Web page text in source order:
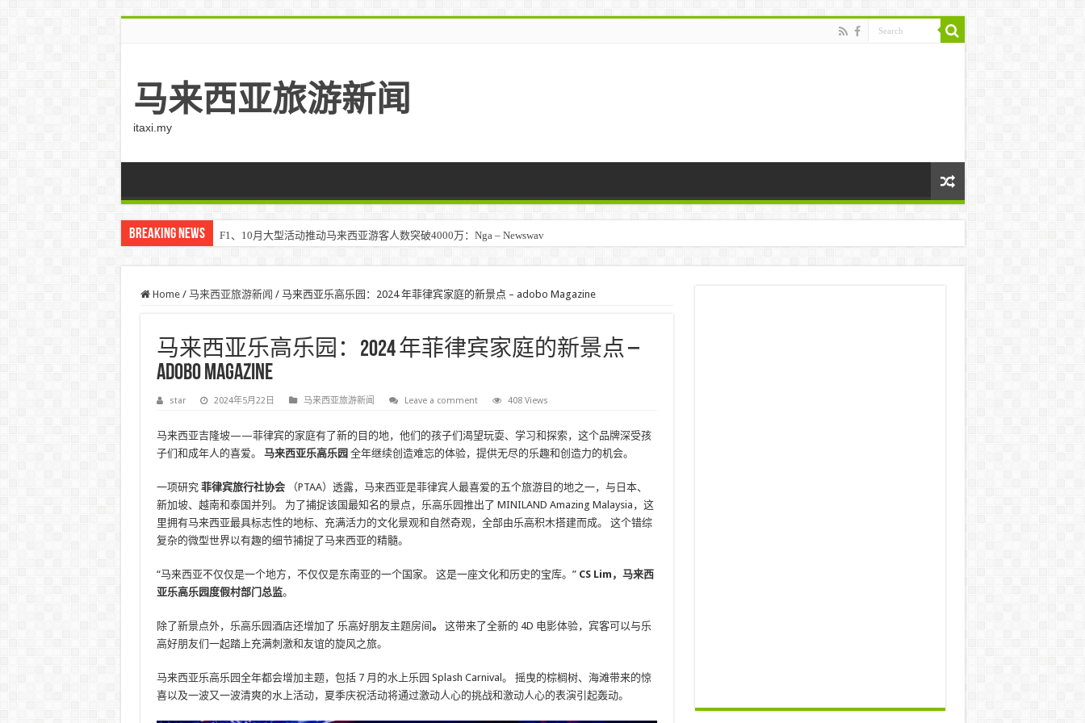
马来西亚旅游新闻
itaxi.my
Breaking News F1、10月大型活动推动马来西亚游客人数突破4000万：Nga – Newswav
Home / 马来西亚旅游新闻 / 马来西亚乐高乐园：2024 年菲律宾家庭的新景点 – adobo Magazine
马来西亚乐高乐园：2024 年菲律宾家庭的新景点 –
adobo Magazine
star 2024年5月22日 马来西亚旅游新闻 Leave a comment 408 Views
马来西亚吉隆坡——菲律宾的家庭有了新的目的地，他们的孩子们渴望玩耍、学习和探索，这个品牌深受孩
子们和成年人的喜爱。 马来西亚乐高乐园 全年继续创造难忘的体验，提供无尽的乐趣和创造力的机会。
一项研究 菲律宾旅行社协会（PTAA）透露，马来西亚是菲律宾人最喜爱的五个旅游目的地之一，与日本、
新加坡、越南和泰国并列。 为了捕捉该国最知名的景点，乐高乐园推出了 MINILAND Amazing Malaysia，这
里拥有马来西亚最具标志性的地标、充满活力的文化景观和自然奇观，全部由乐高积木搭建而成。 这个错综
复杂的微型世界以有趣的细节捕捉了马来西亚的精髓。
“马来西亚不仅仅是一个地方，不仅仅是东南亚的一个国家。 这是一座文化和历史的宝库。” CS Lim，马来西
亚乐高乐园度假村部门总监。
除了新景点外，乐高乐园酒店还增加了 乐高好朋友主题房间。
这带来了全新的 4D 电影体验，宾客可以与乐
高好朋友们一起踏上充满刺激和友谊的旋风之旅。
马来西亚乐高乐园全年都会增加主题，包括 7 月的水上乐园 Splash Carnival。 摇曳的棕榈树、海滩带来的惊
喜以及一波又一波清爽的水上活动，夏季庆祝活动将通过激动人心的挑战和激动人心的表演引起轰动。